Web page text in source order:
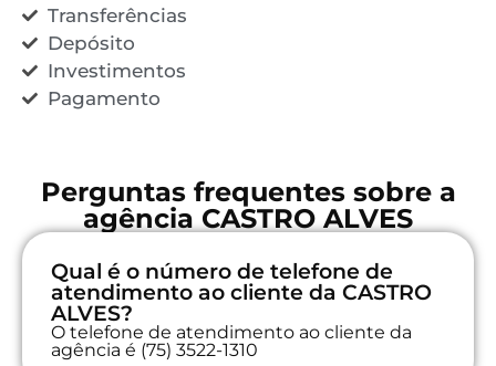
Transferências
Depósito
Investimentos
Pagamento
Perguntas frequentes sobre a
agência CASTRO ALVES
Qual é o número de telefone de
atendimento ao cliente da CASTRO
ALVES?
O telefone de atendimento ao cliente da
agência é (75) 3522-1310